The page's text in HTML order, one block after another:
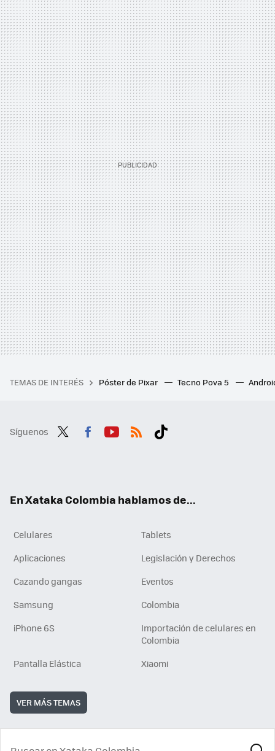
TEMAS DE INTERÉS Póster de Pixar Tecno Pova 5
Síguenos
En Xataka Colombia hablamos de...
Celulares
Tablets
Aplicaciones
Legislación y Derechos
Cazando gangas
Eventos
Samsung
Colombia
iPhone 6S
Importación de celulares en
Colombia
Pantalla Elástica
Xiaomi
VER MÁS TEMAS